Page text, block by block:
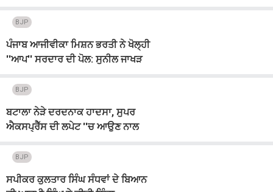
BJP
ਪੰਜਾਬ ਆਜੀਵੀਕਾ ਮਿਸ਼ਨ ਭਰਤੀ ਨੇ ਖੋਲ੍ਹੀ
''ਆਪ'' ਸਰਦਾਰ ਦੀ ਪੋਲ: ਸੁਨੀਲ ਜਾਖੜ
BJP
ਬਟਾਲਾ ਨੇੜੇ ਦਰਦਨਾਕ ਹਾਦਸਾ, ਸੁਪਰ
ਐਕਸਪ੍ਰੈੱਸ ਦੀ ਲਪੇਟ ''ਚ ਆਉਣ ਨਾਲ
BJP
ਸਪੀਕਰ ਕੁਲਤਾਰ ਸਿੰਘ ਸੰਧਵਾਂ ਦੇ ਬਿਆਨ